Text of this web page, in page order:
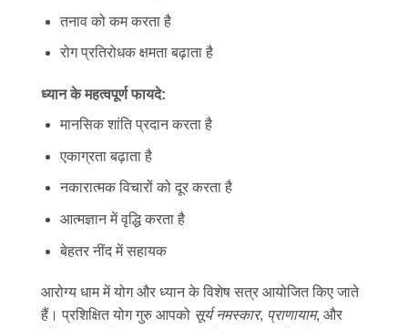
तनाव को कम करता है
रोग प्रतिरोधक क्षमता बढ़ाता है
ध्यान के महत्वपूर्ण फायदे:
मानसिक शांति प्रदान करता है
एकाग्रता बढ़ाता है
नकारात्मक विचारों को दूर करता है
आत्मज्ञान में वृद्धि करता है
बेहतर नींद में सहायक
आरोग्य धाम में योग और ध्यान के विशेष सत्र आयोजित किए जाते
हैं। प्रशिक्षित योग गुरु आपको सूर्य नमस्कार, प्राणायाम, और